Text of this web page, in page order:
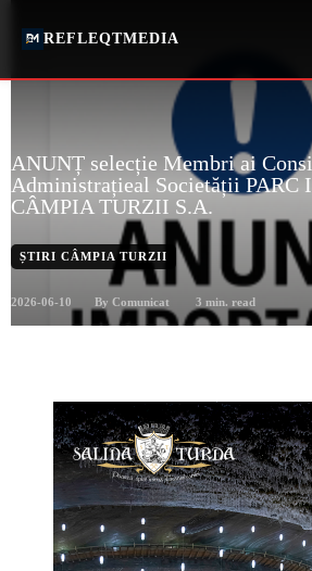
REFLEQTMEDIA
ANUNȚ selecție Membri ai
Administrațieal Societății PARC
CÂMPIA TURZII S.A.
ȘTIRI CÂMPIA TURZII
2026-06-10 By Comunicat 3 min. read